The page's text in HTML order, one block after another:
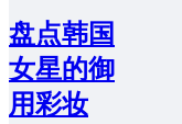
盘点韩国
女星的御
用彩妆